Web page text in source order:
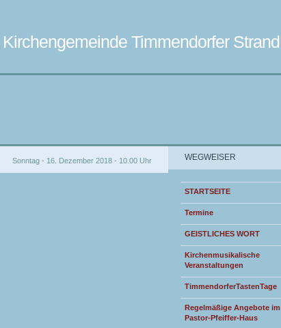
Kirchengemeinde Timmendorfer Strand
Sonntag - 16. Dezember 2018 - 10.00 Uhr WEGWEISER
STARTSEITE
Termine
GEISTLICHES WORT
Kirchenmusikalische
Veranstaltungen
TimmendorferTastenTage
Regelmäßige Angebote im
Pastor-Pfeiffer-Haus